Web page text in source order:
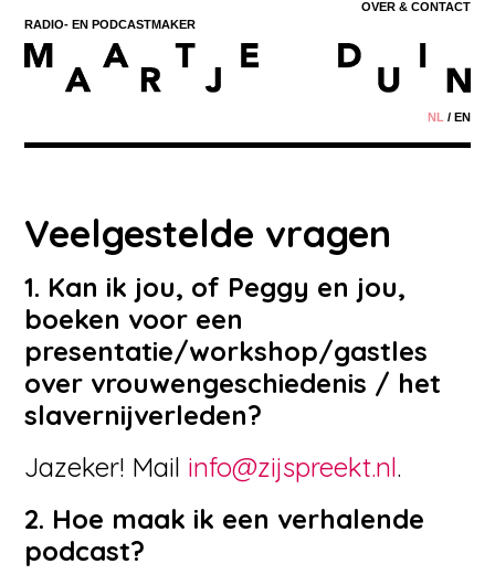
RADIO- ENPODCASTMAKER
NL / EN
OVER & CONTACT
Veelgestelde vragen
1. Kan ik jou, of Peggy en jou,
boeken voor een
presentatie/workshop/gastles
over vrouwengeschiedenis / het
slavernijverleden?
Jazeker! Mail info@zijspreekt.nl.
2. Hoe maak ik een verhalende
podcast?